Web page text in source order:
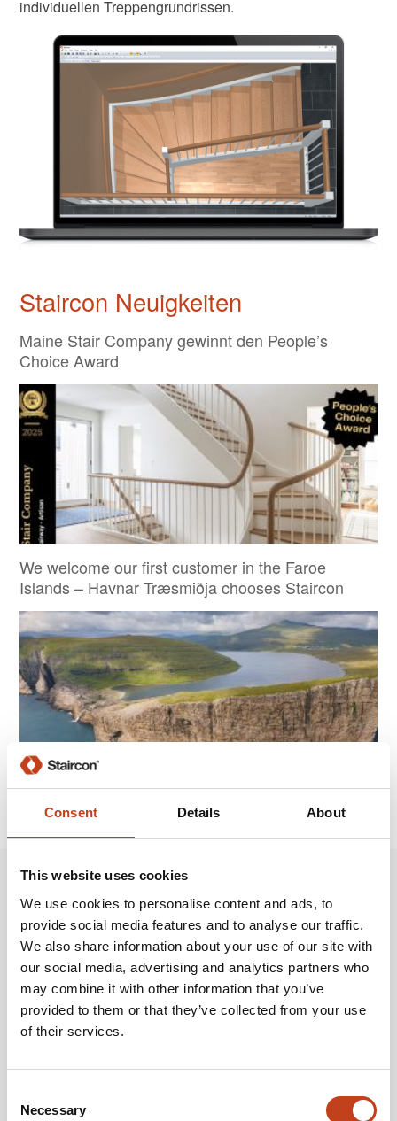
Consent Details About
This website uses cookies
We use cookies to personalise content and ads, to
provide social media features and to analyse our traffic.
We also share information about your use of our site with
our social media, advertising and analytics partners who
may combine it with other information that you’ve
provided to them or that they’ve collected from your use
of their services.
Selection
Necessary
individuellen Treppengrundrissen.
Staircon Neuigkeiten
Maine Stair Company gewinnt den People’s
Choice Award
We welcome our first customer in the Faroe
Islands – Havnar Træsmiðja chooses Staircon
SHOW OLDER NEWS
Entwickelt, um Ihre
Anforderungen zu erfüllen
Der modulare Aufbau von Staircon ermöglicht Ihnen, Funktionen
jederzeit hinzuzufügen, sobald Ihre Aufgaben dies erfordern. Staircon
wird in verschiedenen Lizenzebenen, von der reinen
Internetpräsentation, bis zur vollständigen CNC Produktion angeboten.